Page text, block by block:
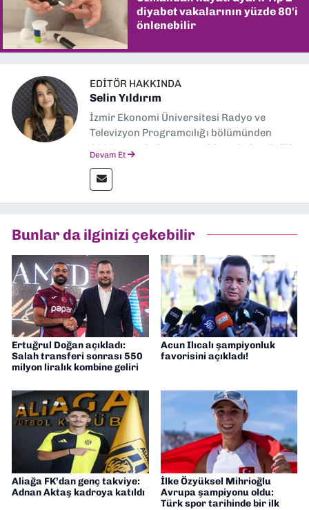
diyabet vakalarının yüzde 80'i
önlenebilir
EDITÖR HAKKINDA
Selin Yıldırım
İzmir Ekonomi Üniversitesi Radyo ve
Televizyon Programcılığı bölümünden
2024 senesinde mezun oldum. Dokuz Eylül
editörlük görevini de üstleniyorum.
Devam Et
Bunlar da ilginizi çekebilir
Ertuğrul Doğan açıkladı:
Salah transferi sonrası 550
milyon liralık kombine geliri
Acun Ilıcalı şampiyonluk
favorisini açıkladı!
Aliağa FK’dan genç takviye:
Adnan Aktaş kadroya katıldı
İlke Özyüksel Mihrioğlu
Avrupa şampiyonu oldu:
Türk spor tarihinde bir ilk